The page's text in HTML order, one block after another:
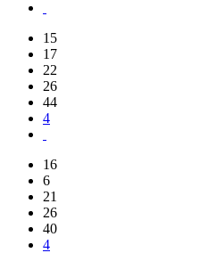
15
17
22
26
44
4
16
6
21
26
40
4